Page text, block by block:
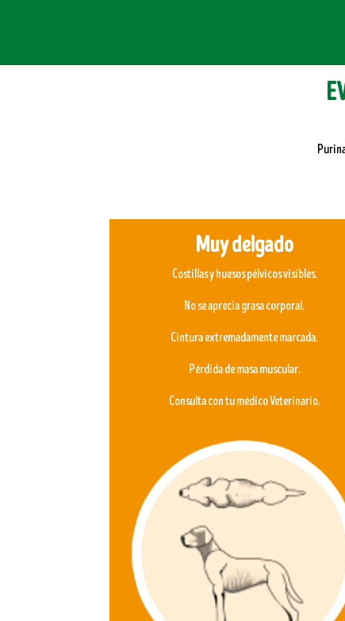
Muy delgado
Costillas y huesos pélvicos visibles.
No se aprecia grasa corporal.
Cintura extremadamente marcada.
Pérdida de masa muscular.
Consulta con tu médico Veterinario.